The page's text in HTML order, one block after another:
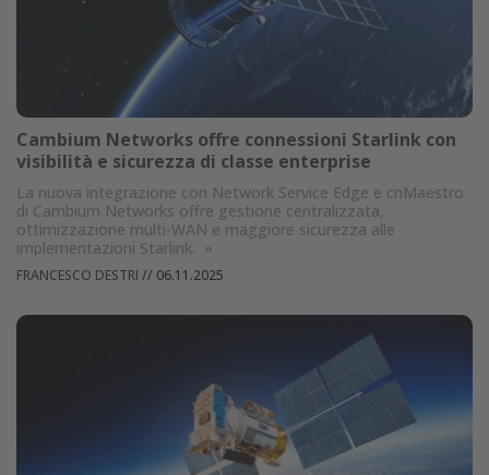
Cambium Networks offre connessioni Starlink con
visibilità e sicurezza di classe enterprise
La nuova integrazione con Network Service Edge e cnMaestro
di Cambium Networks offre gestione centralizzata,
ottimizzazione multi-WAN e maggiore sicurezza alle
implementazioni Starlink. »
FRANCESCO DESTRI // 06.11.2025